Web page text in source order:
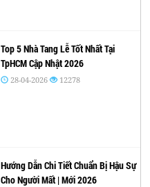
Top 5 Nhà Tang Lễ Tốt Nhất Tại
TpHCM Cập Nhật 2026
28-04-2026 12278
Hướng Dẫn Chi Tiết Chuẩn Bị Hậu Sự
Cho Người Mất | Mới 2026